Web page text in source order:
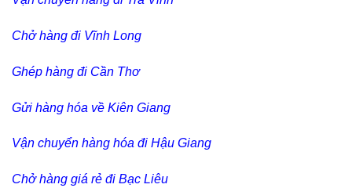
Chở hàng đi Vĩnh Long
Ghép hàng đi Cần Thơ
Gửi hàng hóa về Kiên Giang
Vận chuyển hàng hóa đi Hậu Giang
Chở hàng giá rẻ đi Bạc Liêu